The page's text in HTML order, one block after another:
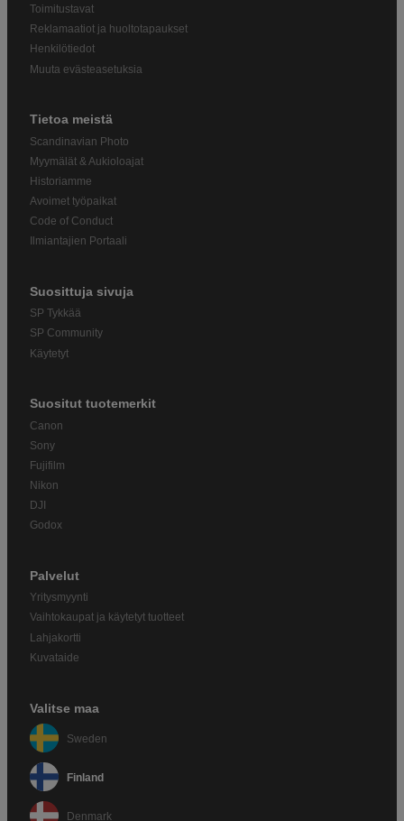
Toimitustavat
Reklamaatiot ja huoltotapaukset
Henkilötiedot
Muuta evästeasetuksia
Tietoa meistä
Scandinavian Photo
Myymälät & Aukioloajat
Historiamme
Avoimet työpaikat
Code of Conduct
Ilmiantajien Portaali
Suosittuja sivuja
SP Tykkää
SP Community
Käytetyt
Suositut tuotemerkit
Canon
Sony
Fujifilm
Nikon
DJI
Godox
Palvelut
Yritysmyynti
Vaihtokaupat ja käytetyt tuotteet
Lahjakortti
Kuvataide
Valitse maa
Sweden
Finland
Denmark